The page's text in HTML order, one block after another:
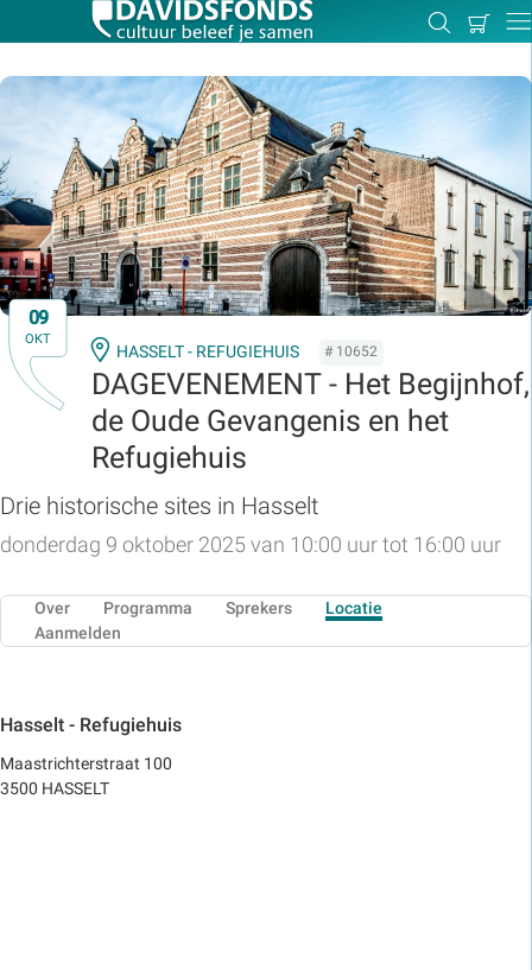
Zoeken
Mijn
09
OKT
HASSELT - REFUGIEHUIS # 10652
DAGEVENEMENT - Het Begijnhof,
de Oude Gevangenis en het
Refugiehuis
Drie historische sites in Hasselt
donderdag 9 oktober 2025 van 10:00 uur tot 16:00 uur
Over Programma Sprekers
Locatie
Aanmelden
Hasselt - Refugiehuis
Maastrichterstraat 100
3500 HASSELT
Zoek:
Zoeken